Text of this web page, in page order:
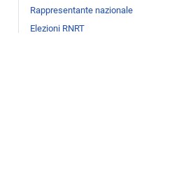
Rappresentante nazionale
Elezioni RNRT